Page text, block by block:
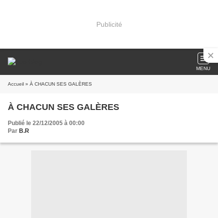
Publicité
MENU
Accueil » À CHACUN SES GALÈRES
À CHACUN SES GALÈRES
Publié le 22/12/2005 à 00:00
Par B.R